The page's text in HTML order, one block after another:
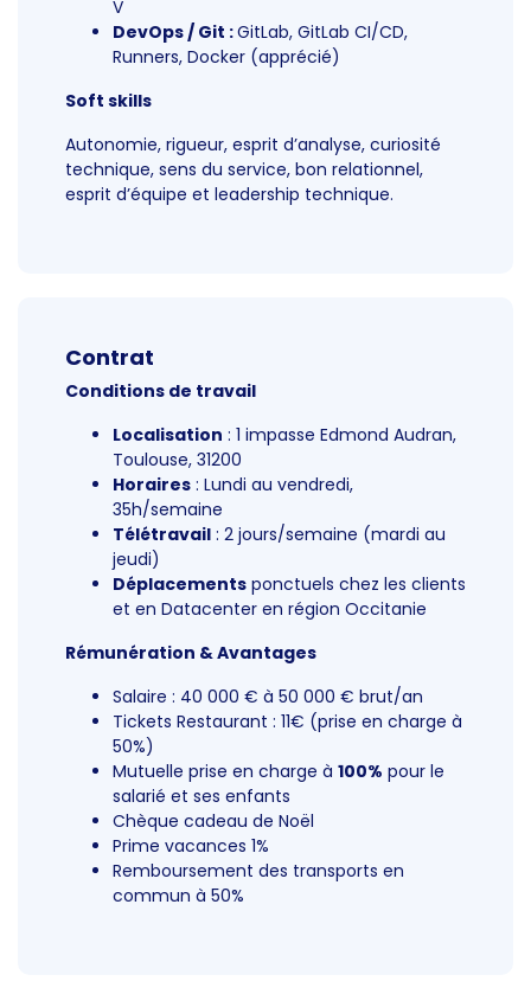
V
DevOps / Git :GitLab, GitLab CI/CD,
Runners, Docker (apprécié)
Soft skills
Autonomie, rigueur, esprit d’analyse, curiosité
technique, sens du service, bon relationnel,
esprit d’équipe et leadership technique.
Contrat
Conditions de travail
Localisation : 1 impasse Edmond Audran,
Toulouse, 31200
Horaires : Lundi au vendredi,
35h/semaine
Télétravail : 2 jours/semaine (mardi au
jeudi)
Déplacements ponctuels chez les clients
et en Datacenter en région Occitanie
Rémunération & Avantages
Salaire : 40 000 € à 50 000 € brut/an
Tickets Restaurant : 11€ (prise en charge à
50%)
Mutuelle prise en charge à 100% pour le
salarié et ses enfants
Chèque cadeau de Noël
Prime vacances 1%
Remboursement des transports en
commun à 50%